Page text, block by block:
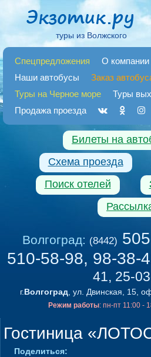
туры из Волжского
Спецпредложения О компании
Наши автобусы
Заказ
Туры на Черное море
Туры
Продажа проезда
Билеты на
Схема проезда
Поиск отелей
Волгоград: (8442)
510-58-98, 98-38-
41, 25-
г.Волгоград, ул. Двинская, 15,
Режим работы: пн-пт 11:00 -
Гостиница
Поделиться: